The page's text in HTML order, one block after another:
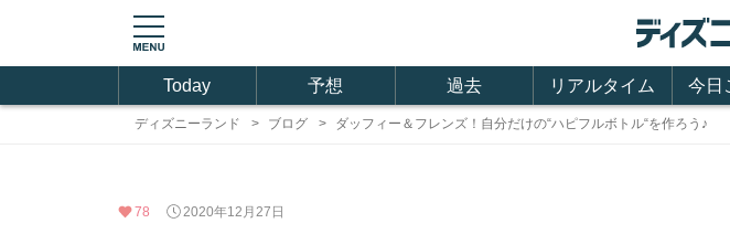
Today 予想 過去 リアルタイム 今日
ディズニーランド ブログ ダッフィー＆フレンズ！自分だけの“ハピフルボトル“を作ろう♪
78 2020年12月27日